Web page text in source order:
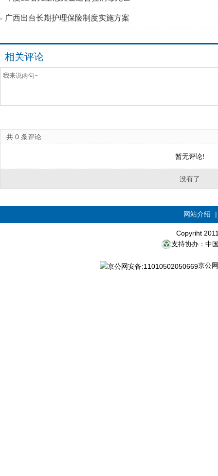
广西出台长期护理保险制度实施方案
相关评论
共 0 条评论
暂无评论!
没有了
网站介绍
Copyriht
支持协办：中
京公